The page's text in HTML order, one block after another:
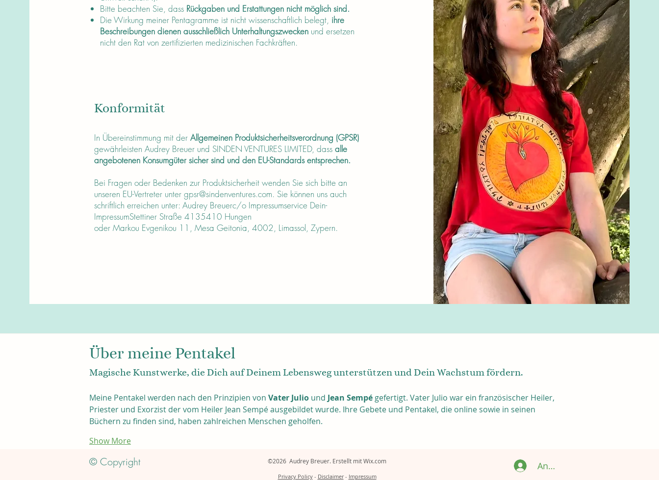
Bitte beachten Sie, dass Rückgaben und Erstattungen nicht möglich sind.
Die Wirkung meiner Pentagramme ist nicht wissenschaftlich belegt, ihre
Beschreibungen dienen ausschließlich Unterhaltungszweckenund ersetzen
nicht den Rat von zertifizierten medizinischen Fachkräften.
Konformität
In Übereinstimmung mit der Allgemeinen Produktsicherheitsverordnung (GPSR)
gewährleisten Audrey Breuer und SINDEN VENTURES LIMITED, dass alle
angebotenen Konsumgüter sicher sind und den EU-Standards entsprechen.
Bei Fragen oder Bedenken zur Produktsicherheit wenden Sie sich bitte an
unseren EU-Vertreter unter gpsr@sindenventures.com. Sie können uns auch
schriftlich erreichen unter: Audrey Breuerc/o Impressumservice Dein-
ImpressumStettiner Straße 4135410 Hungen
oder Markou Evgenikou 11, Mesa Geitonia, 4002, Limassol, Zypern.
Über meine Pentakel
Magische Kunstwerke, die Dich auf Deinem Lebensweg unterstützen und Dein Wachstum fördern.
Meine Pentakel werden nach den Prinzipien von Vater Julio und Jean Sempé gefertigt. Vater Julio war ein französischer Heiler,
Priester und Exorzist der vom Heiler Jean Sempé ausgebildet wurde. Ihre Gebete und Pentakel, die online sowie in seinen
Büchern zu finden sind, haben zahlreichen Menschen geholfen.
Show More
© Copyright ©2026 Audrey Breuer. Erstellt mit Wix.com
Privacy Policy- Disclaimer- Impressum
Anmelden